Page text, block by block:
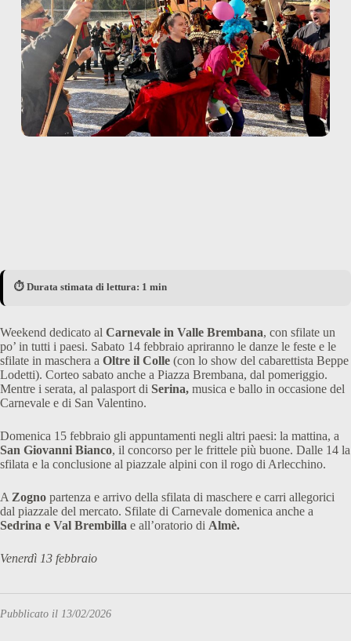
⏱️ Durata stimata di lettura: 1 min
Weekend dedicato al Carnevale in Valle Brembana, con sfilate un
po’ in tutti i paesi. Sabato 14 febbraio apriranno le danze le feste e le
sfilate in maschera a Oltre il Colle (con lo show del cabarettista Beppe
Lodetti). Corteo sabato anche a Piazza Brembana, dal pomeriggio.
Mentre i serata, al palasport di Serina, musica e ballo in occasione del
Carnevale e di San Valentino.
Domenica 15 febbraio gli appuntamenti negli altri paesi: la mattina, a
San Giovanni Bianco, il concorso per le frittele più buone. Dalle 14 la
sfilata e la conclusione al piazzale alpini con il rogo di Arlecchino.
A Zogno partenza e arrivo della sfilata di maschere e carri allegorici
dal piazzale del mercato. Sfilate di Carnevale domenica anche a
Sedrina e Val Brembilla e all’oratorio di Almè.
Venerdì 13 febbraio
Pubblicato il 13/02/2026